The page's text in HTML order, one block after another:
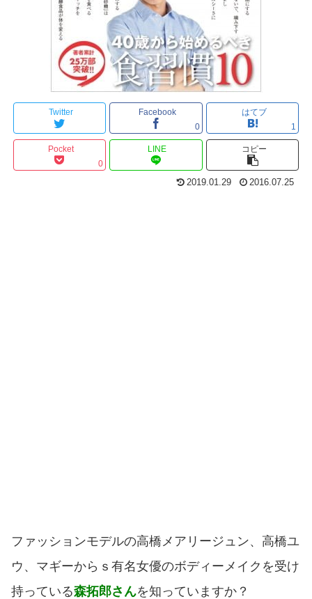
Twitter
Facebook
0
はてブ
1
Pocket
0
LINE コピー
2019.01.29 2016.07.25
ファッションモデルの高橋メアリージュン、高橋ユ
ウ、マギーからｓ有名女優のボディーメイクを受け
持っている森拓郎さんを知っていますか？